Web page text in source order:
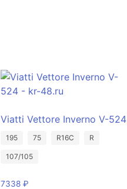
Viatti Vettore Inverno V-524
195 75 R16C R
107/105
7338 ₽